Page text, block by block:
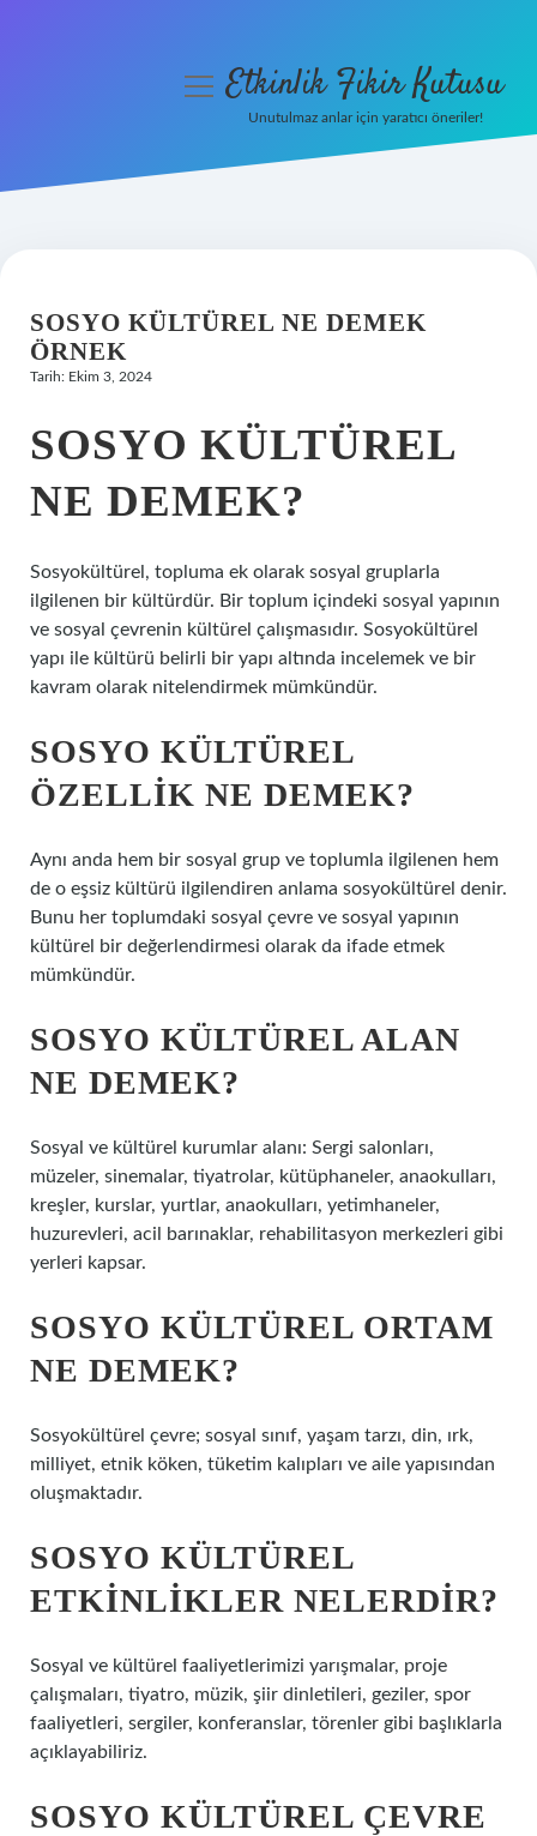
Hakkımızda
menüyüEtkinlik Fikir Kutusu
Unutulmaz anlar için yaratıcı öneriler!
SOSYO KÜLTÜREL NE DEMEK
ÖRNEK
Tarih: Ekim 3, 2024
SOSYO KÜLTÜREL
NE DEMEK?
Sosyokültürel, topluma ek olarak sosyal gruplarla
ilgilenen bir kültürdür. Bir toplum içindeki sosyal yapının
ve sosyal çevrenin kültürel çalışmasıdır. Sosyokültürel
yapı ile kültürü belirli bir yapı altında incelemek ve bir
kavram olarak nitelendirmek mümkündür.
SOSYO KÜLTÜREL
ÖZELLIK NE DEMEK?
Aynı anda hem bir sosyal grup ve toplumla ilgilenen hem
de o eşsiz kültürü ilgilendiren anlama sosyokültürel denir.
Bunu her toplumdaki sosyal çevre ve sosyal yapının
kültürel bir değerlendirmesi olarak da ifade etmek
mümkündür.
SOSYO KÜLTÜREL ALAN
NE DEMEK?
Sosyal ve kültürel kurumlar alanı: Sergi salonları,
müzeler, sinemalar, tiyatrolar, kütüphaneler, anaokulları,
kreşler, kurslar, yurtlar, anaokulları, yetimhaneler,
huzurevleri, acil barınaklar, rehabilitasyon merkezleri gibi
yerleri kapsar.
SOSYO KÜLTÜREL ORTAM
NE DEMEK?
Sosyokültürel çevre; sosyal sınıf, yaşam tarzı, din, ırk,
milliyet, etnik köken, tüketim kalıpları ve aile yapısından
oluşmaktadır.
SOSYO KÜLTÜREL
ETKINLIKLER NELERDIR?
Sosyal ve kültürel faaliyetlerimizi yarışmalar, proje
çalışmaları, tiyatro, müzik, şiir dinletileri, geziler, spor
faaliyetleri, sergiler, konferanslar, törenler gibi başlıklarla
açıklayabiliriz.
SOSYO KÜLTÜREL ÇEVRE